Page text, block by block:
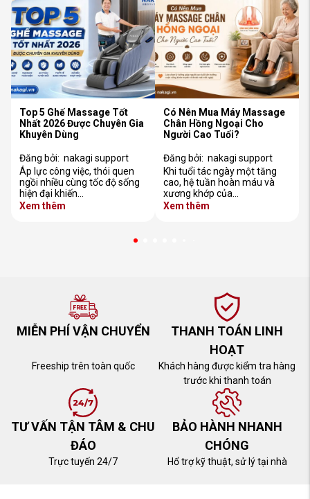
Top 5 Ghế Massage Tốt
Nhất 2026 Được Chuyên Gia
Khuyên Dùng
Đăng bởi: nakagi support
Áp lực công việc, thói quen
ngồi nhiều cùng tốc độ sống
hiện đại khiến…
Xem thêm
Có Nên Mua Máy Massage
Chân Hồng Ngoại Cho
Người Cao Tuổi?
Đăng bởi: nakagi support
Khi tuổi tác ngày một tăng
cao, hệ tuần hoàn máu và
xương khớp của…
Xem thêm
MIỄN PHÍ VẬN CHUYỂN
Freeship trên toàn quốc
THANH TOÁN LINH
HOẠT
Khách hàng được kiểm tra hàng
trước khi thanh toán
TƯ VẤN TẬN TÂM & CHU
ĐÁO
Trực tuyến 24/7
BẢO HÀNH NHANH
CHÓNG
Hổ trợ kỹ thuật, sử lý tại nhà